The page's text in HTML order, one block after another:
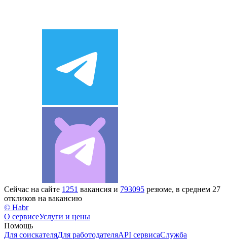
Сейчас на сайте 1251 вакансия и 793095 резюме, в среднем 27
откликов на вакансию
© Habr
О сервисеУслуги и цены
Помощь
Для соискателяДля работодателяAPI сервисаСлужба